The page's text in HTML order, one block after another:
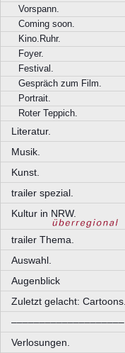
Vorspann.
Coming soon.
Kino.Ruhr.
Foyer.
Festival.
Gespräch zum Film.
Portrait.
Roter Teppich.
Literatur.
Musik.
Kunst.
trailer spezial.
Kultur in NRW.
trailer Thema.
Auswahl.
Augenblick
Zuletzt gelacht: Cartoons.
––––––––––––––––––––
Verlosungen.